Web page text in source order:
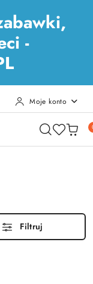
-
Moje konto
Filtruj